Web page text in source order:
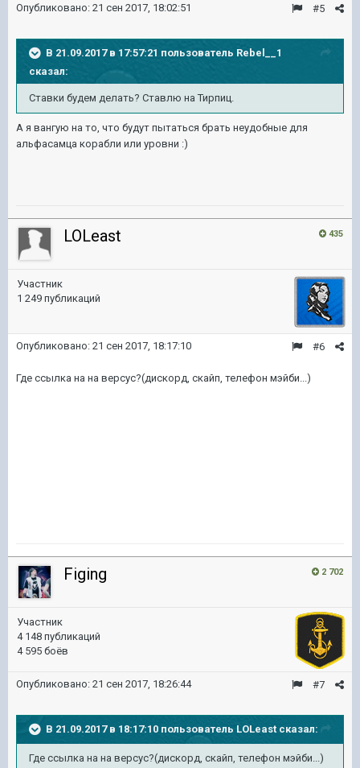
#5
Опубликовано: 21 сен 2017, 18:02:51
В 21.09.2017 в 17:57:21 пользователь Rebel__1
сказал:
Ставки будем делать? Ставлю на Тирпиц.
А я вангую на то, что будут пытаться брать неудобные для
альфасамца корабли или уровни :)
435
LOLeast
Участник
1 249 публикаций
#6
Опубликовано: 21 сен 2017, 18:17:10
Где ссылка на на версус?(дискорд, скайп, телефон мэйби...)
2 702
Figing
Участник
4 148 публикаций
4 595 боёв
#7
Опубликовано: 21 сен 2017, 18:26:44
В 21.09.2017 в 18:17:10 пользователь LOLeast сказал:
Где ссылка на на версус?(дискорд, скайп, телефон мэйби...)